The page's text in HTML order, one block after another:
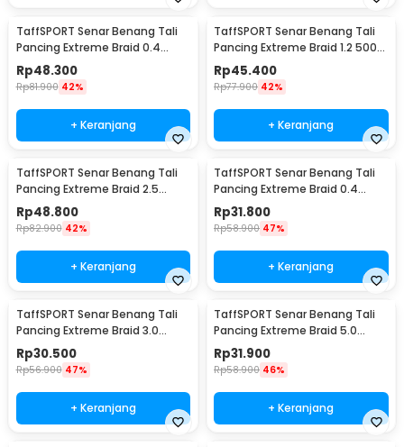
TaffSPORT Senar Benang Tali
Pancing Extreme Braid 0.4
500M - FM-PEL
Rp48.300
Rp81.900 42%
+ Keranjang
TaffSPORT Senar Benang Tali
Pancing Extreme Braid 1.2 500M
- FM-PEL
Rp45.400
Rp77.900 42%
+ Keranjang
TaffSPORT Senar Benang Tali
Pancing Extreme Braid 2.5
500M - FM-PEL
Rp48.800
Rp82.900 42%
+ Keranjang
TaffSPORT Senar Benang Tali
Pancing Extreme Braid 0.4
300M - FM-PEL
Rp31.800
Rp58.900 47%
+ Keranjang
TaffSPORT Senar Benang Tali
Pancing Extreme Braid 3.0
300M - FM-PEL
Rp30.500
Rp56.900 47%
+ Keranjang
TaffSPORT Senar Benang Tali
Pancing Extreme Braid 5.0
300M - FM-PEL
Rp31.900
Rp58.900 46%
+ Keranjang